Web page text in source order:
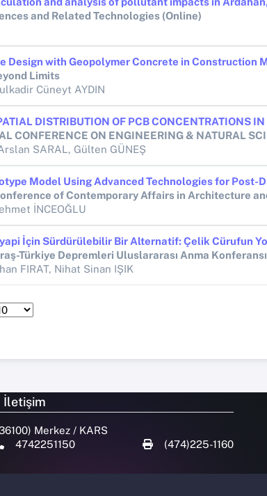
and Related Technologies (Online)
Limits
Cüneyt AYDIN
SARAL, Gülten GÜNEŞ
İNCEOĞLU
Türkiye Depremleri Uluslararası Anma Konferansı
FIRAT, Nihat Sinan IŞIK
İletişim
Merkez / KARS
4742251150 (474)225-1160